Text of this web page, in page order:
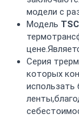
модели с
Модель
Серия
которых